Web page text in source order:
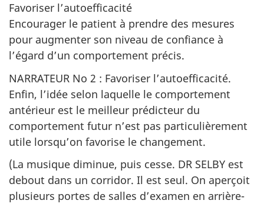
Favoriser l’autoefficacité
Encourager le patient à prendre des mesures
pour augmenter son niveau de confiance à
l’égard d’un comportement précis.
NARRATEUR No 2 : Favoriser l’autoefficacité.
Enfin, l’idée selon laquelle le comportement
antérieur est le meilleur prédicteur du
comportement futur n’est pas particulièrement
utile lorsqu’on favorise le changement.
(La musique diminue, puis cesse. DR SELBY est
debout dans un corridor. Il est seul. On aperçoit
plusieurs portes de salles d’examen en arrière-